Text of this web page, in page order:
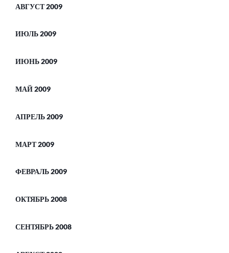
АВГУСТ 2009
ИЮЛЬ 2009
ИЮНЬ 2009
МАЙ 2009
АПРЕЛЬ 2009
МАРТ 2009
ФЕВРАЛЬ 2009
ОКТЯБРЬ 2008
СЕНТЯБРЬ 2008